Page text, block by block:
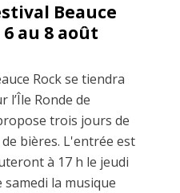
Beauce
au 8 août
Rock se tiendra
l’Île Ronde de
trois jours de
bières. L'entrée est
à 17 h le jeudi
la musique